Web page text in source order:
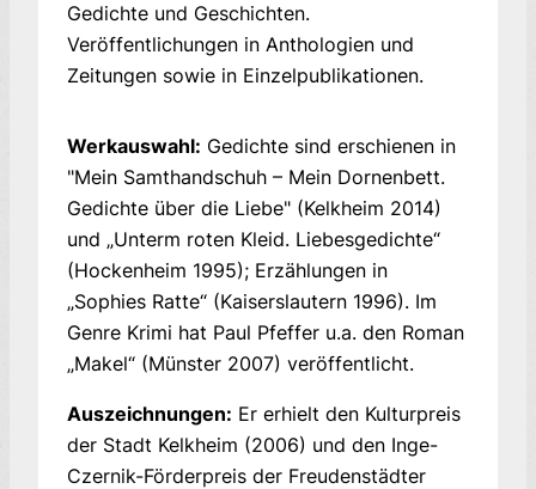
Gedichte und Geschichten.
Veröffentlichungen in Anthologien und
Zeitungen sowie in Einzelpublikationen.
Werkauswahl: Gedichte sind erschienen in
"Mein Samthandschuh – Mein Dornenbett.
Gedichte über die Liebe" (Kelkheim 2014)
und „Unterm roten Kleid. Liebesgedichte“
(Hockenheim 1995); Erzählungen in
„Sophies Ratte“ (Kaiserslautern 1996). Im
Genre Krimi hat Paul Pfeffer u.a. den Roman
„Makel“ (Münster 2007) veröffentlicht.
Auszeichnungen: Er erhielt den Kulturpreis
der Stadt Kelkheim (2006) und den Inge-
Czernik-Förderpreis der Freudenstädter